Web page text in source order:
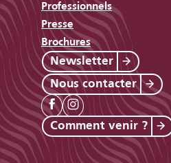
Professionnels
Presse
Brochures
Newsletter
Nous contacter
Comment venir ?